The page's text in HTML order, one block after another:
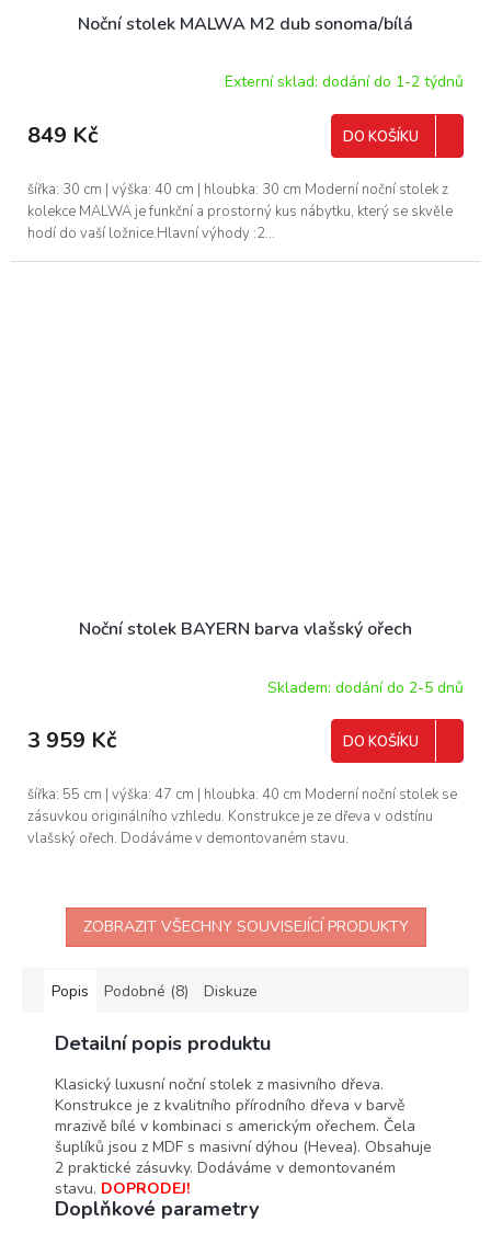
Noční stolek MALWA M2 dub sonoma/bílá
Externí sklad: dodání do 1-2 týdnů
849 Kč DO KOŠÍKU
šířka: 30 cm | výška: 40 cm | hloubka: 30 cm Moderní noční stolek z
kolekce MALWA je funkční a prostorný kus nábytku, který se skvěle
hodí do vaší ložnice.Hlavní výhody :2...
Noční stolek BAYERN barva vlašský ořech
Skladem: dodání do 2-5 dnů
3 959 Kč DO KOŠÍKU
šířka: 55 cm | výška: 47 cm | hloubka: 40 cm Moderní noční stolek se
zásuvkou originálního vzhledu. Konstrukce je ze dřeva v odstínu
vlašský ořech. Dodáváme v demontovaném stavu.
ZOBRAZIT VŠECHNY SOUVISEJÍCÍ PRODUKTY
Popis Podobné (8) Diskuze
Detailní popis produktu
Klasický luxusní noční stolek z masivního dřeva.
Konstrukce je z kvalitního přírodního dřeva v barvě
mrazivě bílé v kombinaci s americkým ořechem. Čela
šuplíků jsou z MDF s masivní dýhou (Hevea). Obsahuje
2 praktické zásuvky. Dodáváme v demontovaném
stavu. DOPRODEJ!
Doplňkové parametry